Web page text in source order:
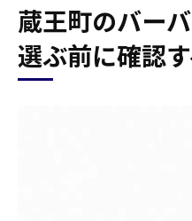
蔵王町のバー
選ぶ前に確認